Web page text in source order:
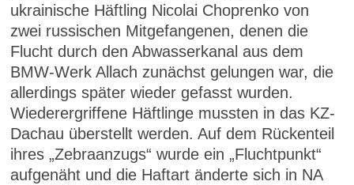
ukrainische Häftling Nicolai Choprenko von
zwei russischen Mitgefangenen, denen die
Flucht durch den Abwasserkanal aus dem
BMW-Werk Allach zunächst gelungen war, die
allerdings später wieder gefasst wurden.
Wiederergriffene Häftlinge mussten in das KZ-
Dachau überstellt werden. Auf dem Rückenteil
ihres „Zebraanzugs“ wurde ein „Fluchtpunkt“
aufgenäht und die Haftart änderte sich in NA